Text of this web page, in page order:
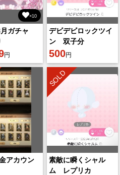
×10
月ガチャ
円
デビデビロックツイ
ン 双子分
500円
アカウン
SOLD
素敵に瞬くシャル
ム レプリカ